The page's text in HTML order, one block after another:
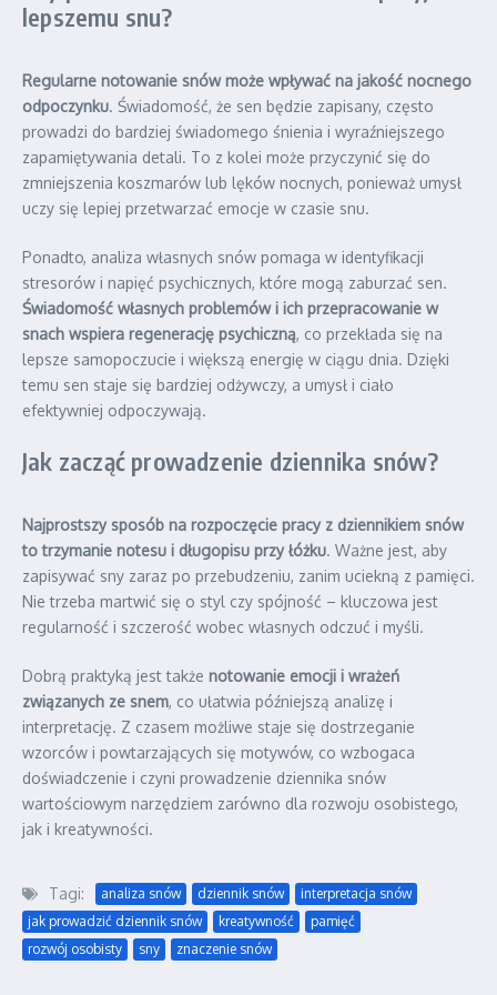
lepszemu snu?
Regularne notowanie snów może wpływać na jakość nocnego
odpoczynku. Świadomość, że sen będzie zapisany, często
prowadzi do bardziej świadomego śnienia i wyraźniejszego
zapamiętywania detali. To z kolei może przyczynić się do
zmniejszenia koszmarów lub lęków nocnych, ponieważ umysł
uczy się lepiej przetwarzać emocje w czasie snu.
Ponadto, analiza własnych snów pomaga w identyfikacji
stresorów i napięć psychicznych, które mogą zaburzać sen.
Świadomość własnych problemów i ich przepracowanie w
snach wspiera regenerację psychiczną, co przekłada się na
lepsze samopoczucie i większą energię w ciągu dnia. Dzięki
temu sen staje się bardziej odżywczy, a umysł i ciało
efektywniej odpoczywają.
Jak zacząć prowadzenie dziennika snów?
Najprostszy sposób na rozpoczęcie pracy z dziennikiem snów
to trzymanie notesu i długopisu przy łóżku. Ważne jest, aby
zapisywać sny zaraz po przebudzeniu, zanim uciekną z pamięci.
Nie trzeba martwić się o styl czy spójność – kluczowa jest
regularność i szczerość wobec własnych odczuć i myśli.
Dobrą praktyką jest także notowanie emocji i wrażeń
związanych ze snem, co ułatwia późniejszą analizę i
interpretację. Z czasem możliwe staje się dostrzeganie
wzorców i powtarzających się motywów, co wzbogaca
doświadczenie i czyni prowadzenie dziennika snów
wartościowym narzędziem zarówno dla rozwoju osobistego,
jak i kreatywności.
Tagi: analiza snów dziennik snów
interpretacja snów
jak prowadzić dziennik snów
kreatywność
pamięć
rozwój osobisty
sny znaczenie snów